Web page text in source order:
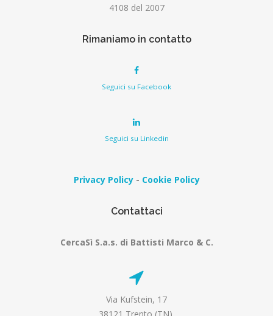
4108 del 2007
Rimaniamo in contatto
Seguici su Facebook
Seguici su Linkedin
Privacy Policy- Cookie Policy
Contattaci
CercaSì S.a.s. di Battisti Marco & C.
Via Kufstein, 17